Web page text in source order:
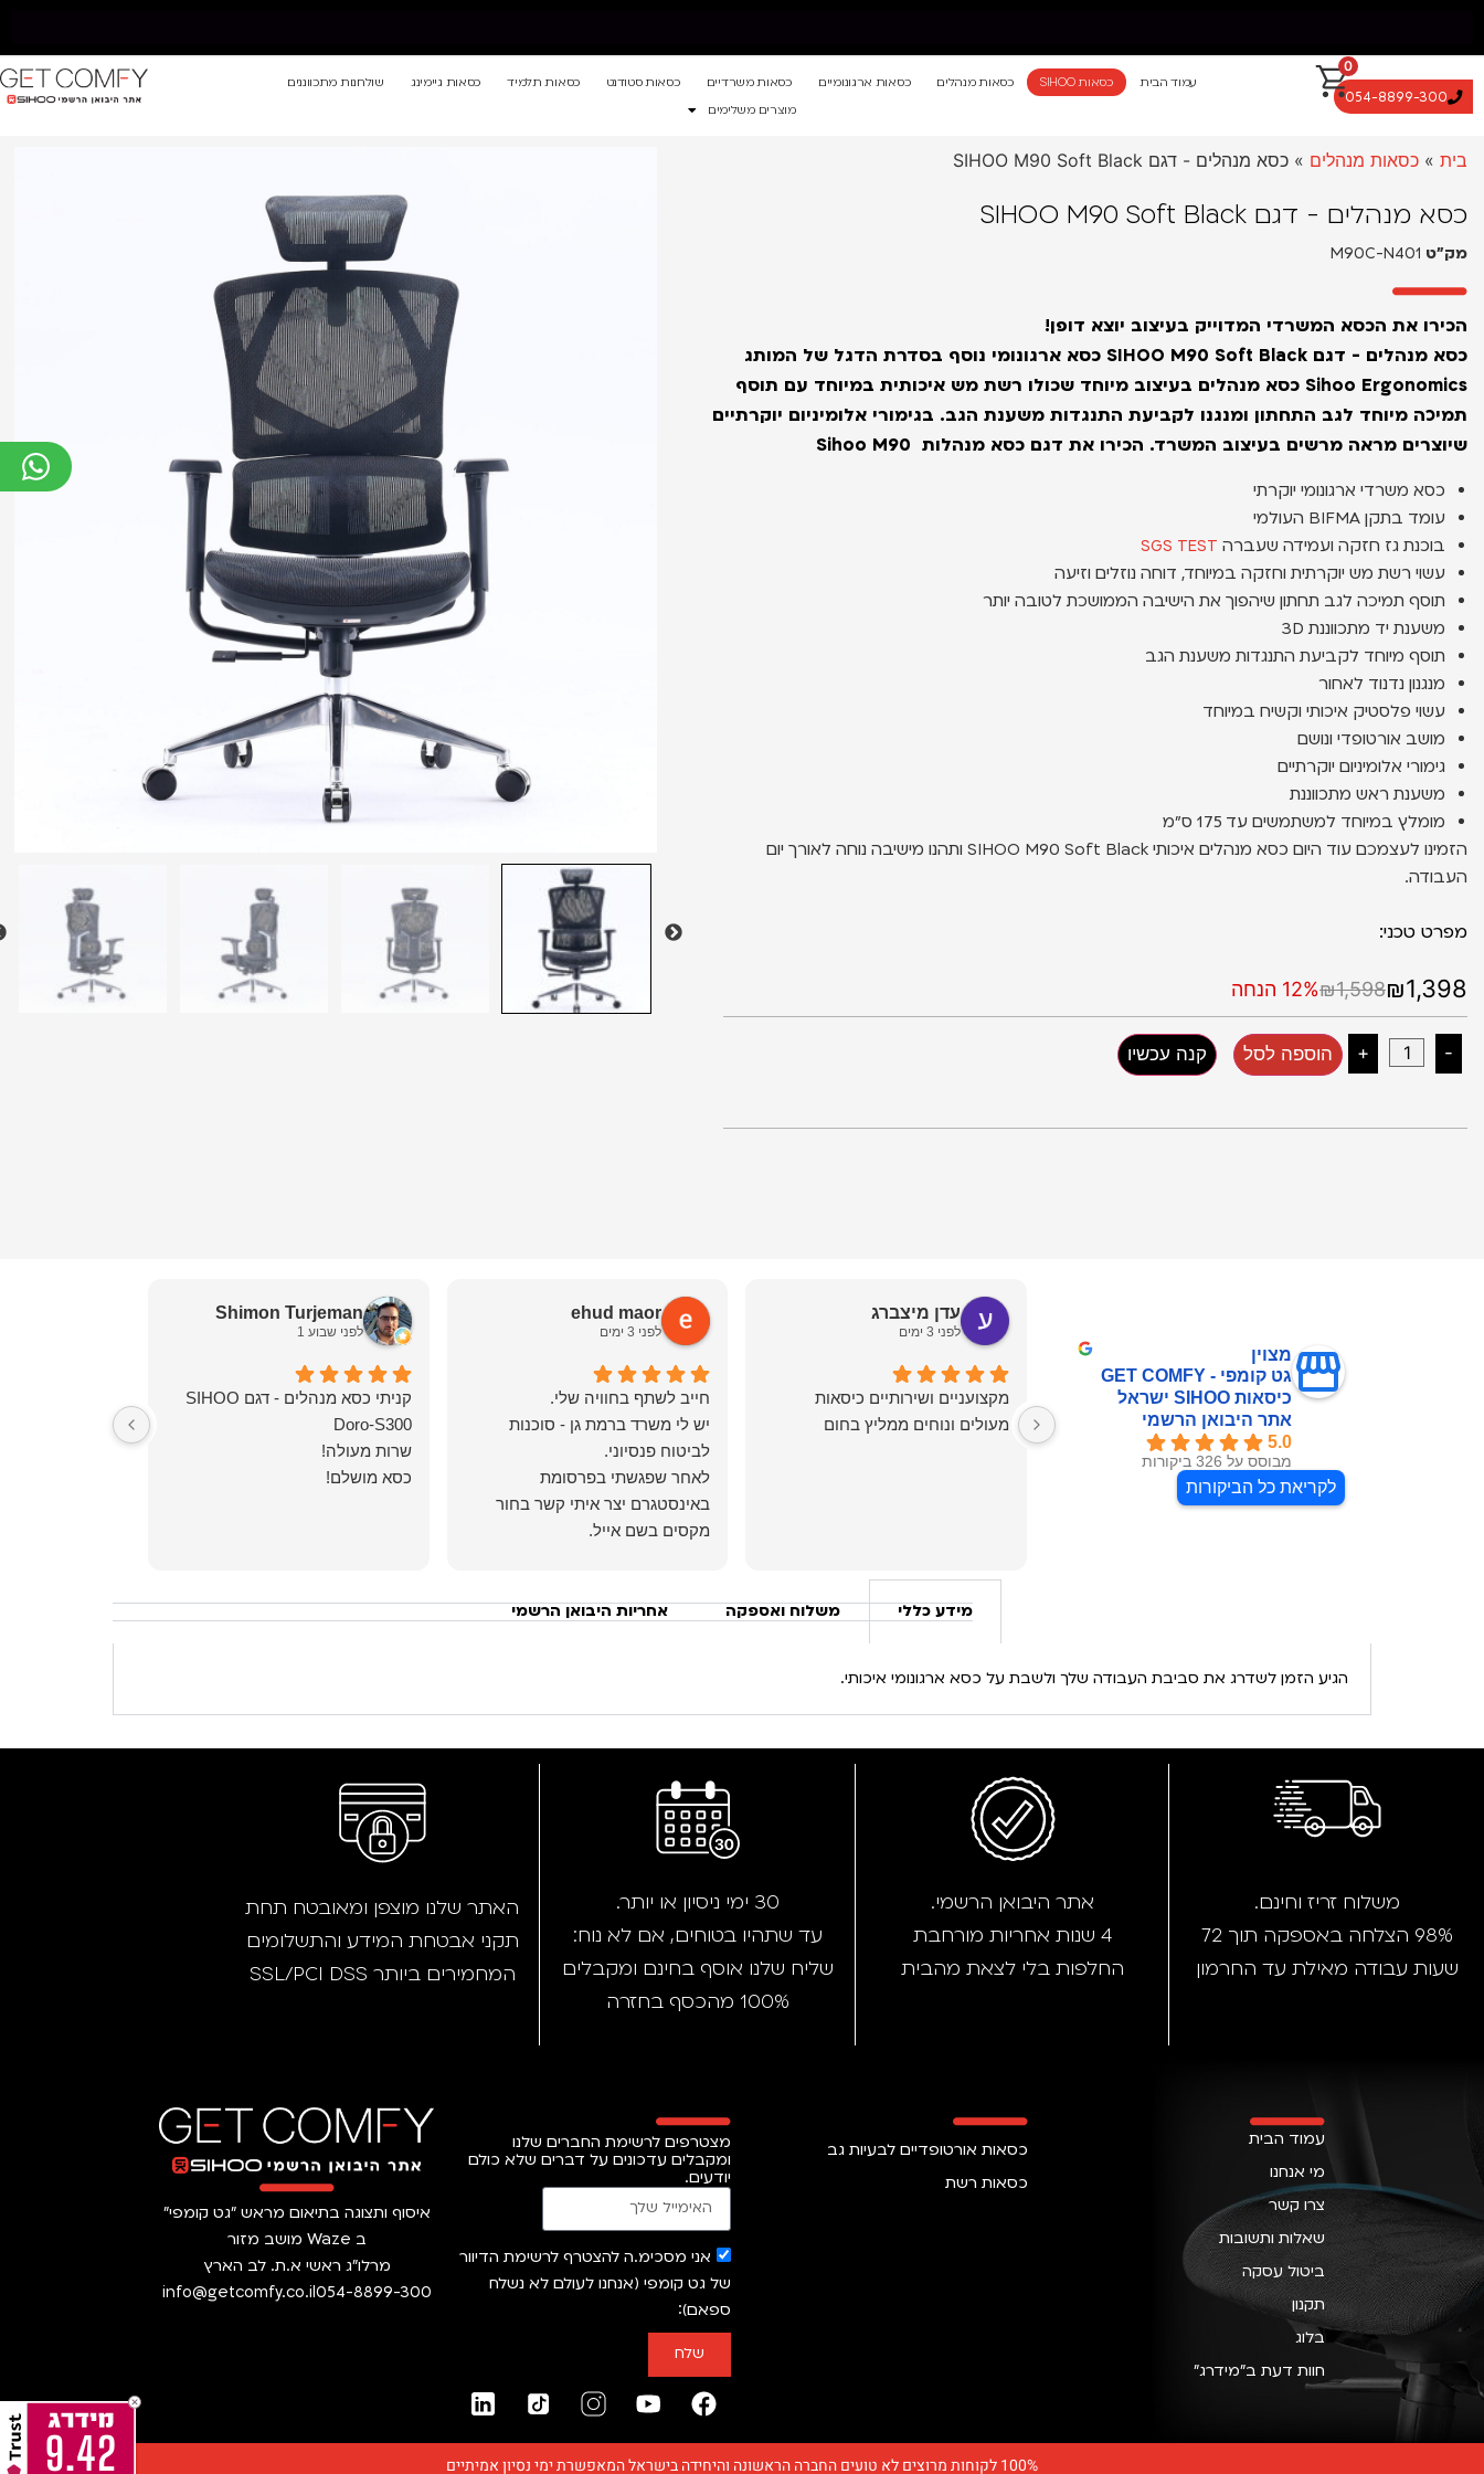
משלוח חינם מאילת עד החרמון עד 5 ימי עסקים
054-8899-300
0
עמוד הבית
כסאות SIHOO כסאות מנהלים כסאות ארגונומיים כסאות משרדיים כסאות סטודנט כסאות תלמיד כסאות גיימינג
שולחנות מתכווננים
מוצרים משלימים
בית » כסאות מנהלים » כסא מנהלים - דגם SIHOO M90 Soft Black
כסא מנהלים - דגם SIHOO M90 Soft Black
מק״ט M90C-N401
הכירו את הכסא המשרדי המדוייק בעיצוב יוצא דופן!
כסא מנהלים - דגם SIHOO M90 Soft Black כסא ארגונומי נוסף בסדרת הדגל של המותג
Sihoo Ergonomics כסא מנהלים בעיצוב מיוחד שכולו רשת מש איכותית במיוחד עם תוסף
תמיכה מיוחד לגב התחתון ומנגנו לקביעת התנגדות משענת הגב. בגימורי אלומיניום יוקרתיים
שיוצרים מראה מרשים בעיצוב המשרד. הכירו את דגם כסא מנהלות Sihoo M90
כסא משרדי ארגונומי יוקרתי
עומד בתקן BIFMA העולמי
בוכנת גז חזקה ועמידה שעברה SGS TEST
עשוי רשת מש יוקרתית וחזקה במיוחד, דוחה נוזלים וזיעה
תוסף תמיכה לגב תחתון שיהפוך את הישיבה הממושכת לטובה יותר
משענת יד מתכווננת 3D
תוסף מיוחד לקביעת התנגדות משענת הגב
מנגנון נדנוד לאחור
עשוי פלסטיק איכותי וקשיח במיוחד
מושב אורטופדי ונושם
גימורי אלומיניום יוקרתיים
משענת ראש מתכווננת
מומלץ במיוחד למשתמשים עד 175 ס״מ
הזמינו לעצמכם עוד היום כסא מנהלים איכותי SIHOO M90 Soft Black ותהנו מישיבה נוחה לאורך יום
העבודה.
מפרט טכני:
₪1,398
₪1,59812% הנחה
-
+ הוספה לסל קנה עכשיו
מצוין
גט קומפי - GET COMFY
כיסאות SIHOO ישראל
אתר היבואן הרשמי
5.0
מבוסס על 326 ביקורות
לקריאת כל הביקורות
עדן מיצברג
לפני 3 ימים
מקצועניים ושירותיים כיסאות
מעולים ונוחים ממליץ בחום
ehud maor
לפני 3 ימים
יש לי משרד ברמת גן - סוכנות
לאחר שפגשתי בפרסומת
באינסטגרם יצר איתי קשר בחור
יומיים!!!
Shimon Turjeman
לפני שבוע 1
קניתי כסא מנהלים - דגם SIHOO
כסא מושלם!
מידע כללי משלוח ואספקה אחריות היבואן הרשמי
הגיע הזמן לשדרג את סביבת העבודה שלך ולשבת על כסא ארגונומי איכותי.
משלוח זריז וחינם.
98% הצלחה באספקה תוך 72
שעות עבודה מאילת עד החרמון
אתר היבואן הרשמי.
4 שנות אחריות מורחבת
החלפות בלי לצאת מהבית
30 ימי ניסיון או יותר.
עד שתהיו בטוחים, אם לא נוח:
שליח שלנו אוסף בחינם ומקבלים
100% מהכסף בחזרה
האתר שלנו מוצפן ומאובטח תחת
תקני אבטחת המידע והתשלומים
המחמירים ביותר SSL/PCI DSS
עמוד הבית
מי אנחנו
צרו קשר
שאלות ותשובות
ביטול עסקה
תקנון
בלוג
חוות דעת ב״מידרג״
כסאות אורטופדיים לבעיות גב
כסאות רשת
מצטרפים לרשימת החברים שלנו
ומקבלים עדכונים על דברים שלא כולם
יודעים.
אני מסכימ.ה להצטרף לרשימת הדיוור
של גט קומפי (אנחנו לעולם לא נשלח
ספאם)
שלח
איסוף ותצוגה בתיאום מראש ״גט קומפי״
ב Waze מושב מזור
מרלו״ג ראשי א.ת. לב הארץ
054-8899-300
info@getcomfy.co.il
100% לקוחות מרוצים לא טועים החברה הראשונה והיחידה בישראל המאפשרת ימי נסיון אמיתיים 9.42